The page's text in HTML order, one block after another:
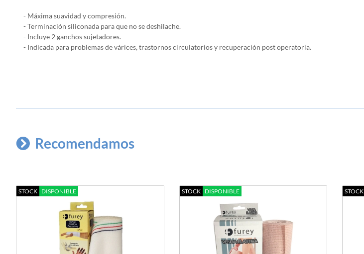
- Máxima suavidad y compresión.
- Terminación siliconada para que no se deshilache.
- Incluye 2 ganchos sujetadores.
- Indicada para problemas de várices, trastornos circulatorios y recuperación post operatoria.
Recomendamos
STOCK DISPONIBLE STOCK DISPONIBLE STOCK